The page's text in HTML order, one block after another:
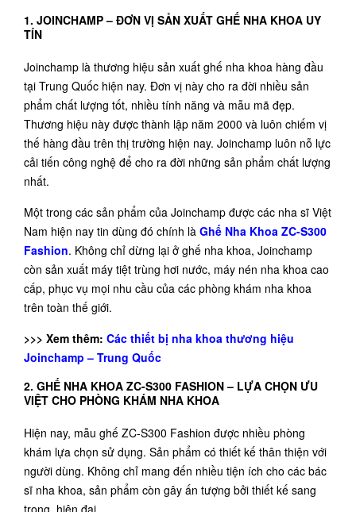
1. JOINCHAMP – ĐƠN VỊ SẢN XUẤT GHẾ NHA KHOA UY
TÍN
Joinchamp là thương hiệu sản xuất ghế nha khoa hàng đầu
tại Trung Quốc hiện nay. Đơn vị này cho ra đời nhiều sản
phẩm chất lượng tốt, nhiều tính năng và mẫu mã đẹp.
Thương hiệu này được thành lập năm 2000 và luôn chiếm vị
thế hàng đầu trên thị trường hiện nay. Joinchamp luôn nỗ lực
cải tiến công nghệ để cho ra đời những sản phẩm chất lượng
nhất.
Một trong các sản phẩm của Joinchamp được các nha sĩ Việt
Nam hiện nay tin dùng đó chính là Ghế Nha Khoa ZC-S300
Fashion. Không chỉ dừng lại ở ghế nha khoa, Joinchamp
còn sản xuất máy tiệt trùng hơi nước, máy nén nha khoa cao
cấp, phục vụ mọi nhu cầu của các phòng khám nha khoa
trên toàn thế giới.
>>> Xem thêm: Các thiết bị nha khoa thương hiệu
Joinchamp – Trung Quốc
2. GHẾ NHA KHOA ZC-S300 FASHION – LỰA CHỌN ƯU
VIỆT CHO PHÒNG KHÁM NHA KHOA
Hiện nay, mẫu ghế ZC-S300 Fashion được nhiều phòng
khám lựa chọn sử dụng. Sản phẩm có thiết kế thân thiện với
người dùng. Không chỉ mang đến nhiều tiện ích cho các bác
sĩ nha khoa, sản phẩm còn gây ấn tượng bởi thiết kế sang
trọng, hiện đại